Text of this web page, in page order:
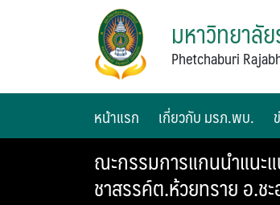
มหาวิทยาลั
Phetchaburi
หน้าแรก เกี่ยวกับ มรภ.พบ.
ณะกรรมการแกนนำแนะ
ชาสรรค์ต.ห้วยทราย อ.ช